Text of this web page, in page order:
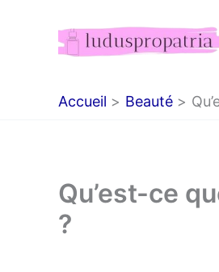
Accueil Beauté
Qu’est-ce
?